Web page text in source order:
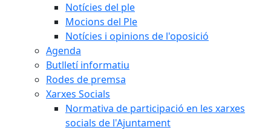
Notícies del ple
Mocions del Ple
Notícies i opinions de l'oposició
Agenda
Butlletí informatiu
Rodes de premsa
Xarxes Socials
Normativa de participació en les xarxes
socials de l'Ajuntament